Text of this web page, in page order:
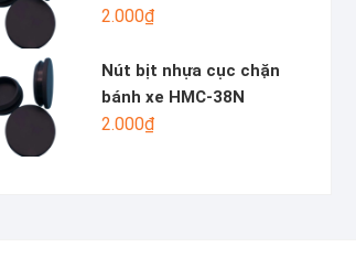
2.000₫
Nút bịt nhựa cục chặn
bánh xe HMC-38N
2.000₫